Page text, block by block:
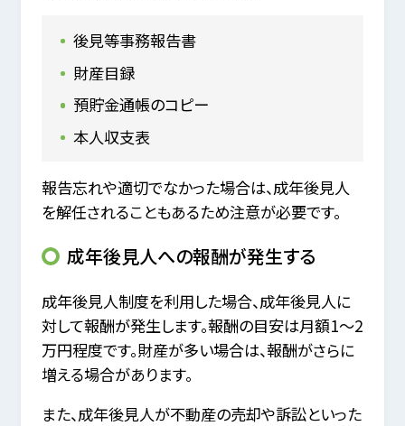
後見等事務報告書
財産目録
預貯金通帳のコピー
本人収支表
報告忘れや適切でなかった場合は、成年後見人
を解任されることもあるため注意が必要です。
成年後見人への報酬が発生する
成年後見人制度を利用した場合、成年後見人に
対して報酬が発生します。報酬の目安は月額1～2
万円程度です。財産が多い場合は、報酬がさらに
増える場合があります。
また、成年後見人が不動産の売却や訴訟といった